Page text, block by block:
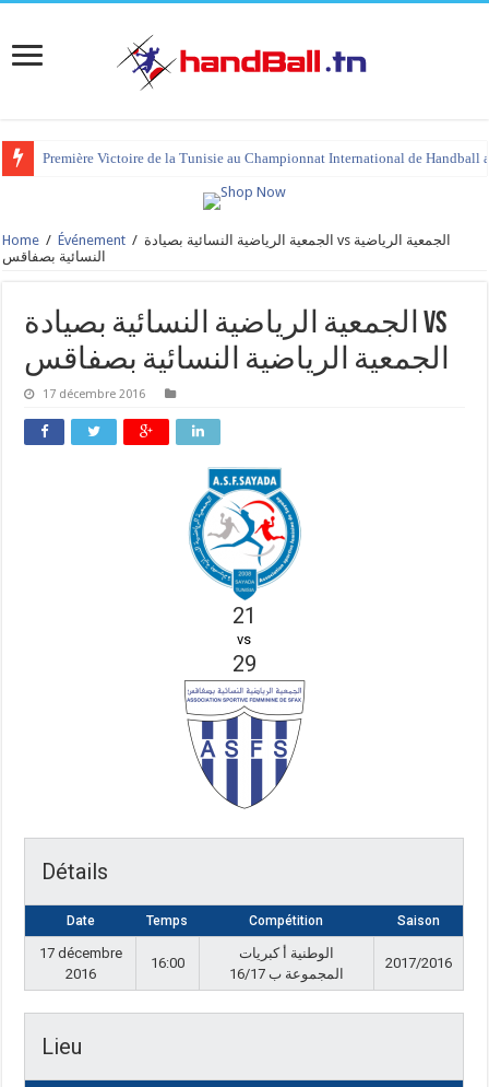
Première Victoire de la Tunisie au Championnat International de Handball
Home / Événement / الجمعية الرياضية النسائية بصيادة vs الجمعية الرياضية
النسائية بصفاقس
الجمعية الرياضية النسائية بصيادة vs
الجمعية الرياضية النسائية بصفاقس
17 décembre 2016
21
vs
29
Détails
Date Temps Compétition Saison
17 décembre
2016
16:00
الوطنية أ كبريات
المجموعة ب 16/17
2017/2016
Lieu